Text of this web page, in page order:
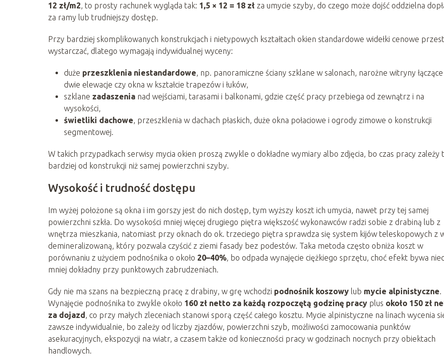
12 zł/m2, to prosty rachunek wygląda tak: 1,5 × 12 = 18 zł za umycie szyby, do czego może dojść oddzielna
za ramy lub trudniejszy dostęp.
Przy bardziej skomplikowanych konstrukcjach i nietypowych kształtach okien standardowe widełki cenowe
wystarczać, dlatego wymagają indywidualnej wyceny:
duże przeszklenia niestandardowe, np. panoramiczne ściany szklane w salonach, narożne witryny łączące
dwie elewacje czy okna w kształcie trapezów i łuków,
szklane zadaszenia nad wejściami, tarasami i balkonami, gdzie część pracy przebiega od zewnątrz i na
wysokości,
świetliki dachowe, przeszklenia w dachach płaskich, duże okna połaciowe i ogrody zimowe o konstrukcji
segmentowej.
W takich przypadkach serwisy mycia okien proszą zwykle o dokładne wymiary albo zdjęcia, bo czas pracy zależy
bardziej od konstrukcji niż samej powierzchni szyby.
Wysokość i trudność dostępu
Im wyżej położone są okna i im gorszy jest do nich dostęp, tym wyższy koszt ich umycia, nawet przy tej samej
powierzchni szkła. Do wysokości mniej więcej drugiego piętra większość wykonawców radzi sobie z drabiną lub z
wnętrza mieszkania, natomiast przy oknach do ok. trzeciego piętra sprawdza się system kijów teleskopowych z
demineralizowaną, który pozwala czyścić z ziemi fasady bez podestów. Taka metoda często obniża koszt w
porównaniu z użyciem podnośnika o około 20–40%, bo odpada wynajęcie ciężkiego sprzętu, choć efekt bywa
mniej dokładny przy punktowych zabrudzeniach.
Gdy nie ma szans na bezpieczną pracę z drabiny, w grę wchodzi podnośnik koszowy lub mycie alpinistyczne.
Wynajęcie podnośnika to zwykle około 160 zł netto za każdą rozpoczętą godzinę pracy plus około 150 zł
za dojazd, co przy małych zleceniach stanowi sporą część całego kosztu. Mycie alpinistyczne na linach wycenia
zawsze indywidualnie, bo zależy od liczby zjazdów, powierzchni szyb, możliwości zamocowania punktów
asekuracyjnych, ekspozycji na wiatr, a czasem także od konieczności pracy w godzinach nocnych przy obiektach
handlowych.